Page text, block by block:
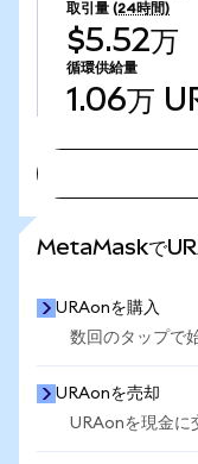
取引量 (24時間)
$5.52万
循環供給量
1.06万
MetaMaskで
URAonを購入
数回のタップで
URAonを売却
URAonを現金に